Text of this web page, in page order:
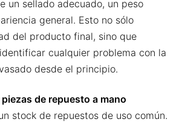
un sellado adecuado, un peso
general. Esto no sólo
del producto final, sino que
cualquier problema con la
desde el principio.
de repuesto a mano
stock de repuestos de uso común.